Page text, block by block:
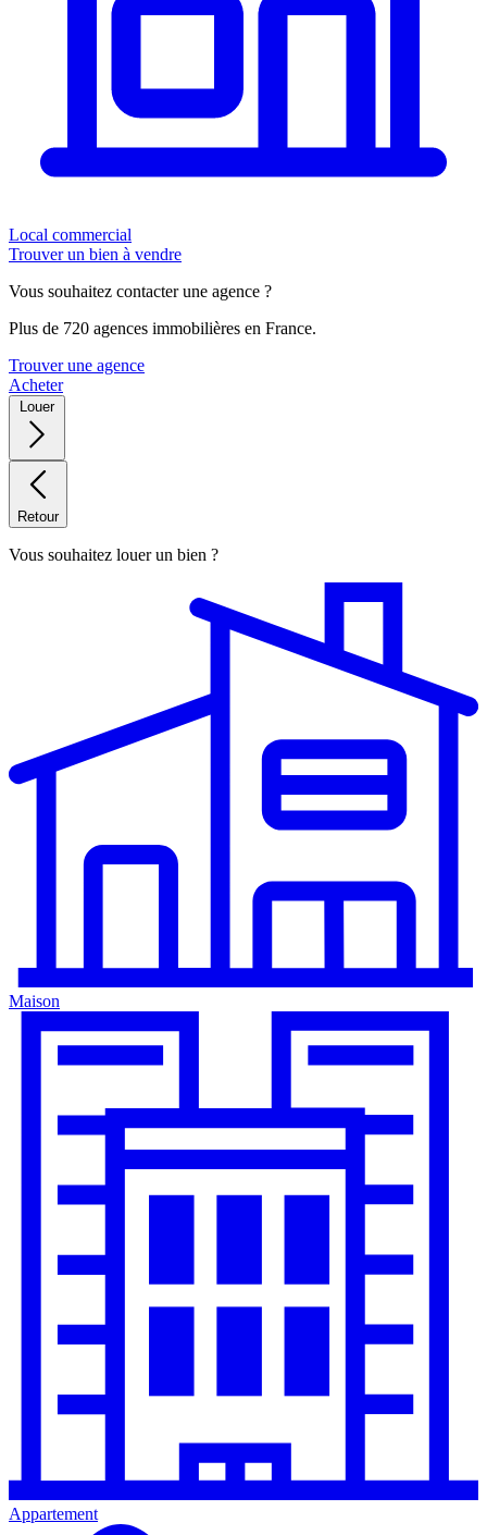
Local commercial
Trouver un bien à vendre
Vous souhaitez contacter une agence ?
Plus de 720 agences immobilières en France.
Trouver une agence
Acheter
Louer
Retour
Vous souhaitez louer un bien ?
Maison
Appartement